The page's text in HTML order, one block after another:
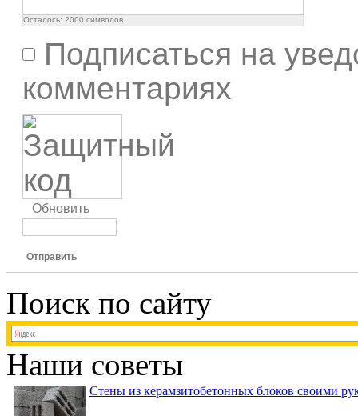
Осталось: 2000 символов
Подписаться на
комментариях
Обновить
Отправить
Поиск по сайту
Наши советы
Стены из керамзитобетонных блоков своими